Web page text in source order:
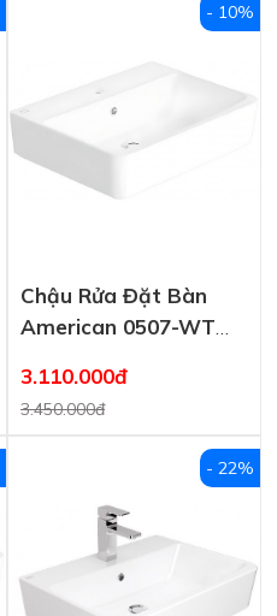
Chậu Rửa Đặt Bàn
American 0507-WT
3.110.000đ
3.450.000đ
- 10%
- 22%